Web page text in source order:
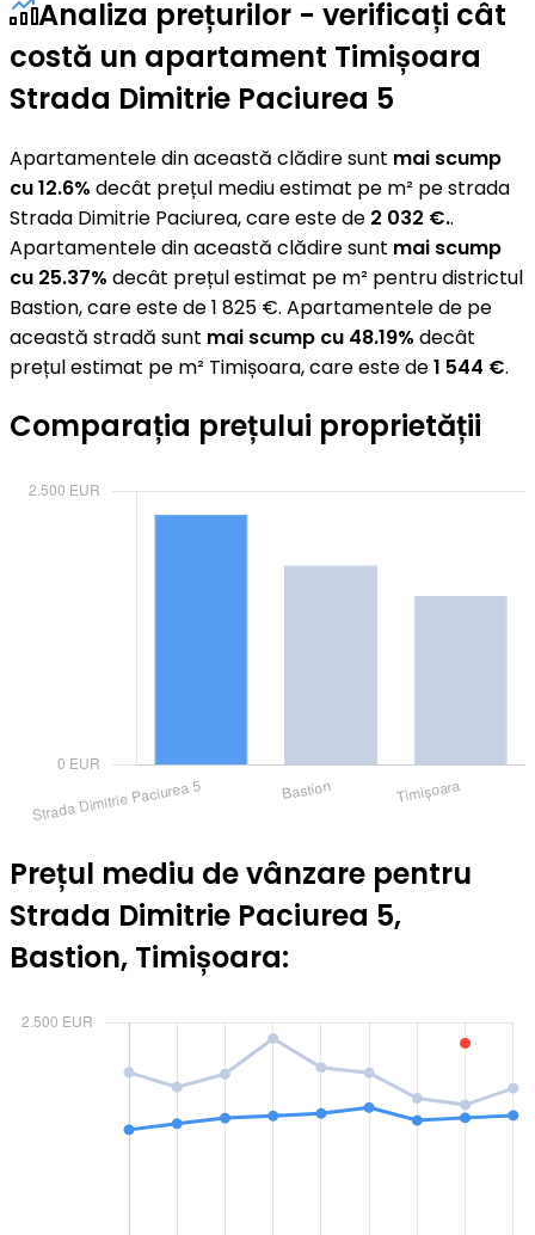
Analiza prețurilor - verificați cât
costă un apartament Timișoara
Strada Dimitrie Paciurea 5
Apartamentele din această clădire sunt mai scump
cu 12.6% decât prețul mediu estimat pe m² pe strada
Strada Dimitrie Paciurea, care este de 2 032 €..
Apartamentele din această clădire sunt mai scump
cu 25.37% decât prețul estimat pe m² pentru districtul
Bastion, care este de 1 825 €. Apartamentele de pe
această stradă sunt mai scump cu 48.19% decât
prețul estimat pe m² Timișoara, care este de1 544 €.
Comparația prețului proprietății
Prețul mediu de vânzare pentru
Strada Dimitrie Paciurea 5,
Bastion, Timișoara: